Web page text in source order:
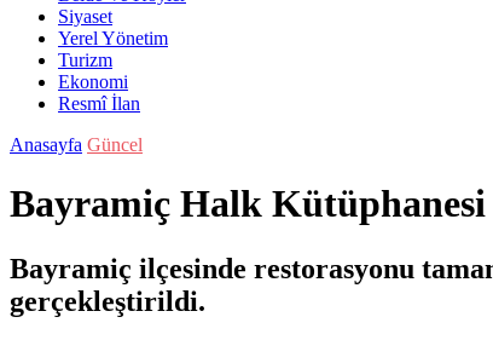
Siyaset
Yerel Yönetim
Turizm
Ekonomi
Resmî İlan
Anasayfa Güncel
Bayramiç Halk Kütüphanesi
Bayramiç ilçesinde restorasyonu
gerçekleştirildi.